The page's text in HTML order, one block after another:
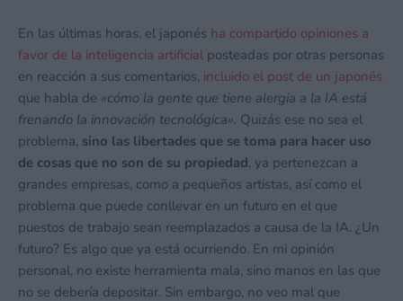
En las últimas horas, el japonés ha compartido opiniones a
favor de la inteligencia artificial posteadas por otras personas
en reacción a sus comentarios, incluido el post de un japonés
que habla de «cómo la gente que tiene alergia a la IA está
frenando la innovación tecnológica». Quizás ese no sea el
problema, sino las libertades que se toma para hacer uso
de cosas que no son de su propiedad, ya pertenezcan a
grandes empresas, como a pequeños artistas, así como el
problema que puede conllevar en un futuro en el que
puestos de trabajo sean reemplazados a causa de la IA. ¿Un
futuro? Es algo que ya está ocurriendo. En mi opinión
personal, no existe herramienta mala, sino manos en las que
no se debería depositar. Sin embargo, no veo mal que